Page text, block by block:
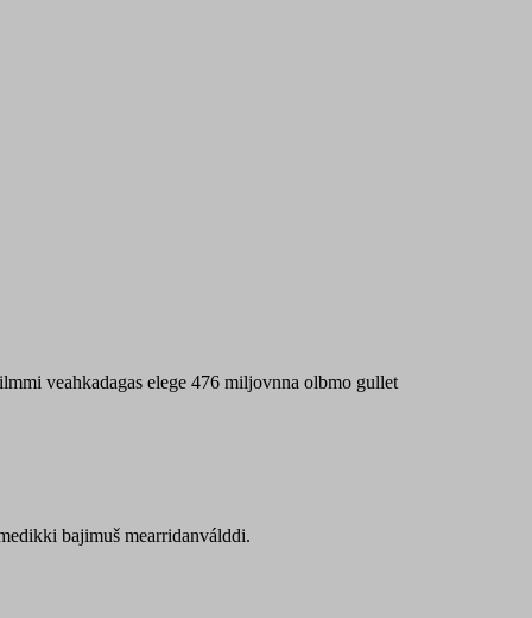
veahkadagas elege 476 miljovnna olbmo gullet
bajimuš mearridanválddi.